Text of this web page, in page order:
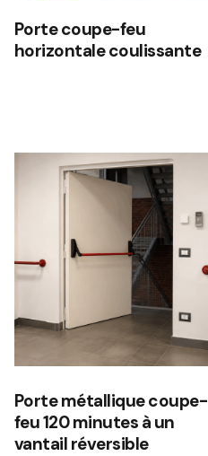
Porte coupe-feu
horizontale coulissante
Porte métallique coupe-
feu 120 minutes à un
vantail réversible